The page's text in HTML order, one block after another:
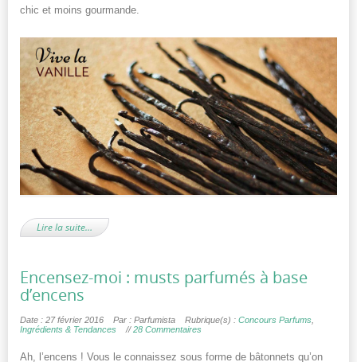
chic et moins gourmande.
Lire la suite…
Encensez-moi : musts parfumés à base
d’encens
Date : 27 février 2016 Par : Parfumista Rubrique(s) : Concours Parfums
Ingrédients & Tendances
//28 Commentaires
Ah, l’encens ! Vous le connaissez sous forme de bâtonnets qu’on